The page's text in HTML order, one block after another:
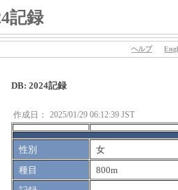
記録
ヘルプ
DB: 2024記録
作成日： 2025/01/29 06:12:39 JST
性別
女
種目
800m